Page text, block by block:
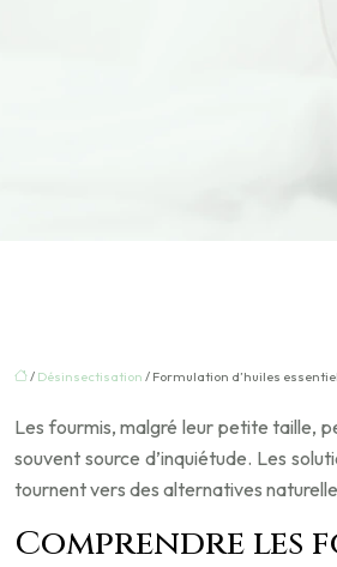
/ Désinsectisation / Formulation d’huiles
Les fourmis, malgré leur petite taille,
souvent source d’inquiétude. Les
tournent vers des alternatives
Comprendre les